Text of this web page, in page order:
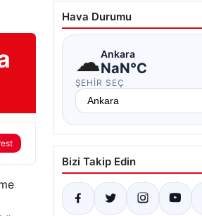
Hava Durumu
☁Ankara
NaN°C
ŞEHIR SEÇ
Bizi Takip Edin